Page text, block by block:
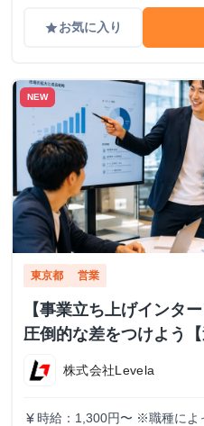
gradeお気に入り
NEW
東京都 営業
【事業立ち上げインタ
圧倒的な差をつけよう【
株式会社Levela
currency_yen 時給：1,300円〜 ※職種によ